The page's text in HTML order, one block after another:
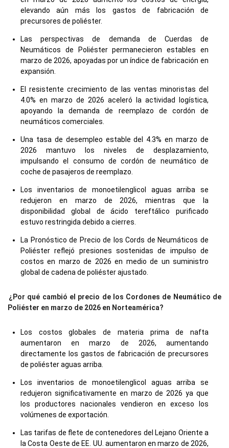
elevando aún más los gastos de fabricación de
precursores de poliéster.
Las perspectivas de demanda de Cuerdas de
Neumáticos de Poliéster permanecieron estables en
marzo de 2026, apoyadas por un índice de fabricación en
expansión.
El resistente crecimiento de las ventas minoristas del
4.0% en marzo de 2026 aceleró la actividad logística,
apoyando la demanda de reemplazo de cordón de
neumáticos comerciales.
Una tasa de desempleo estable del 4.3% en marzo de
2026 mantuvo los niveles de desplazamiento,
impulsando el consumo de cordón de neumático de
coche de pasajeros de reemplazo.
Los inventarios de monoetilenglicol aguas arriba se
redujeron en marzo de 2026, mientras que la
disponibilidad global de ácido tereftálico purificado
estuvo restringida debido a cierres.
La Pronóstico de Precio de los Cords de Neumáticos de
Poliéster reflejó presiones sostenidas de impulso de
costos en marzo de 2026 en medio de un suministro
global de cadena de poliéster ajustado.
¿Por qué cambió el precio de los Cordones de Neumático de
Poliéster en marzo de 2026 en Norteamérica?
Los costos globales de materia prima de nafta
aumentaron en marzo de 2026, aumentando
directamente los gastos de fabricación de precursores
de poliéster aguas arriba.
Los inventarios de monoetilenglicol aguas arriba se
redujeron significativamente en marzo de 2026 ya que
los productores nacionales vendieron en exceso los
volúmenes de exportación.
Las tarifas de flete de contenedores del Lejano Oriente a
la Costa Oeste de EE. UU. aumentaron en marzo de 2026,